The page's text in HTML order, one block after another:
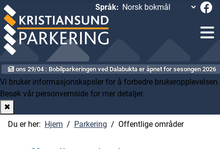
Språk:
ons 29/04 : Bobilparkeringen ved Dalabukta er åpnet for sesongen 2026
Vi bruker informasjonskapsler for å forbedre brukeropplevelsen.
Besøk vår personvernside for mer detaljer.
✖
Du er her: Hjem Parkering Offentlige områder